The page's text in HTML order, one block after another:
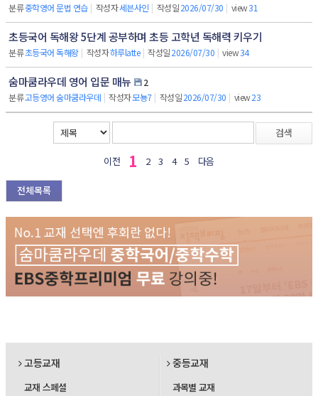
분류중학영어 문법 연습 | 작성자세븐사인 | 작성일2026/07/30 | view31
초등국어 독해왕 5단계 공부하며 초등 고학년 독해력 키우기
분류초등국어 독해왕 | 작성자하루latte | 작성일2026/07/30 | view34
숨마쿰라우데 영어 입문 매뉴
2
분류고등영어 숨마쿰라우데 | 작성자모뇽7 | 작성일2026/07/30 | view23
검색
이전 1 2 3 4 5 다음
전체목록
고등교재
교재 스페셜
중등교재
과목별 교재